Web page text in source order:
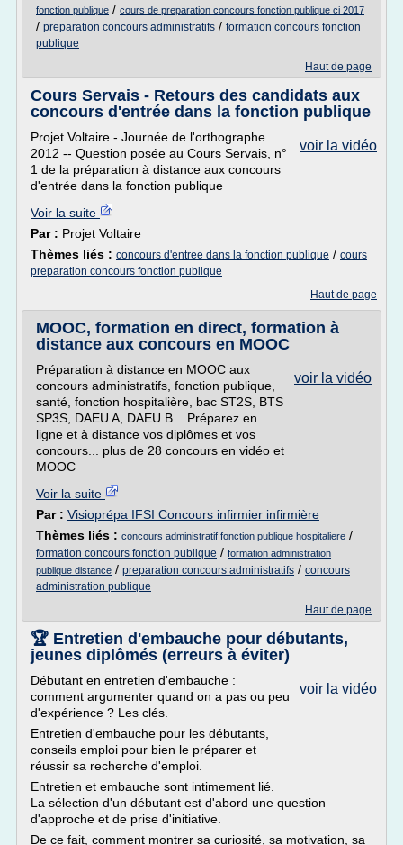
fonction publique / cours de preparation concours fonction publique ci 2017
/ preparation concours administratifs / formation concours fonction
publique
Haut de page
Cours Servais - Retours des candidats aux
concours d'entrée dans la fonction publique
voir la vidéo
Projet Voltaire - Journée de l'orthographe
2012 -- Question posée au Cours Servais, n°
1 de la préparation à distance aux concours
d'entrée dans la fonction publique
Voir la suite
Par : Projet Voltaire
Thèmes liés : concours d'entree dans la fonction publique / cours
preparation concours fonction publique
Haut de page
MOOC, formation en direct, formation à
distance aux concours en MOOC
voir la vidéo
Préparation à distance en MOOC aux
concours administratifs, fonction publique,
santé, fonction hospitalière, bac ST2S, BTS
SP3S, DAEU A, DAEU B... Préparez en
ligne et à distance vos diplômes et vos
concours... plus de 28 concours en vidéo et
MOOC
Voir la suite
Par : Visioprépa IFSI Concours infirmier infirmière
Thèmes liés : concours administratif fonction publique hospitaliere /
formation concours fonction publique / formation administration
publique distance / preparation concours administratifs / concours
administration publique
Haut de page
🏆 Entretien d'embauche pour débutants,
jeunes diplômés (erreurs à éviter)
voir la vidéo
Débutant en entretien d'embauche :
comment argumenter quand on a pas ou peu
d'expérience ? Les clés.
Entretien d'embauche pour les débutants,
conseils emploi pour bien le préparer et
réussir sa recherche d'emploi.
Entretien et embauche sont intimement lié.
La sélection d'un débutant est d'abord une question
d'approche et de prise d'initiative.
De ce fait, comment montrer sa curiosité, sa motivation, sa